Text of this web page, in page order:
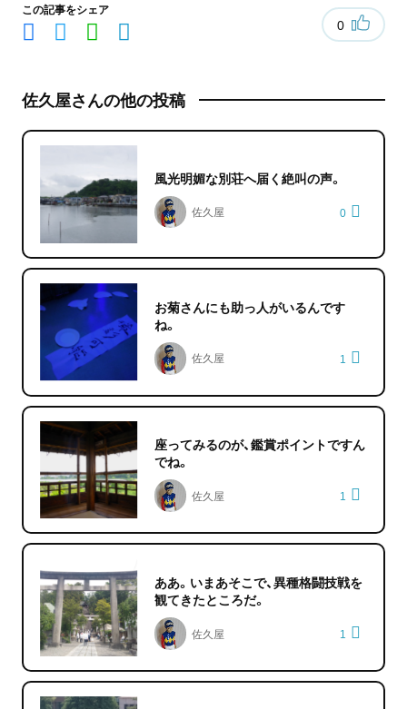
この記事をシェア
0
佐久屋さんの他の投稿
風光明媚な別荘へ届く絶叫の声。
佐久屋 0
お菊さんにも助っ人がいるんです
ね。
佐久屋 1
座ってみるのが、鑑賞ポイントですん
でね。
佐久屋 1
ああ。いまあそこで、異種格闘技戦を
観てきたところだ。
佐久屋 1